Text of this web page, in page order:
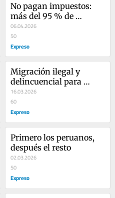
No pagan impuestos:
más del 95 % de
venezolanos informales
06.04.2026
50
Expreso
Migración ilegal y
delincuencial para
destruir al Perú
16.03.2026
60
Expreso
Primero los peruanos,
después el resto
02.03.2026
50
Expreso